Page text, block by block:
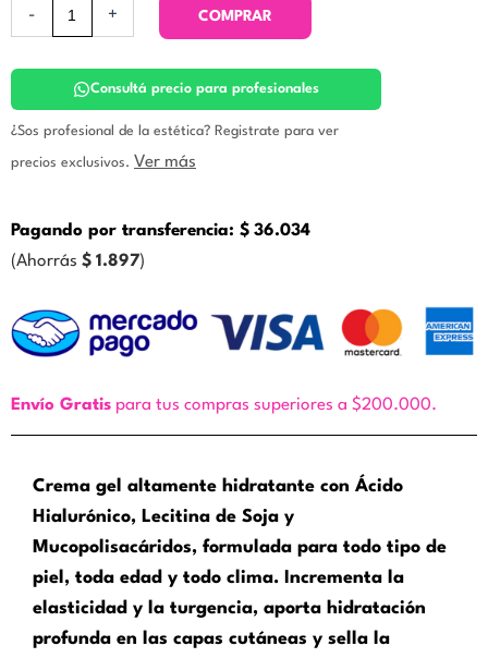
-
gel.
cantidad
+ COMPRAR
Consultá precio para profesionales
¿Sos profesional de la estética? Registrate para ver
precios exclusivos. Ver más
Pagando por transferencia: $ 36.034
(Ahorrás $ 1.897)
Envío Gratis para tus compras superiores a $200.000.
Crema gel altamente hidratante con Ácido
Hialurónico, Lecitina de Soja y
Mucopolisacáridos, formulada para todo tipo de
piel, toda edad y todo clima. Incrementa la
elasticidad y la turgencia, aporta hidratación
profunda en las capas cutáneas y sella la